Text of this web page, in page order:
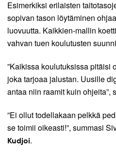
Esimerkiksi erilaisten
sopivan tason löytäminen
luovuutta. Kaikkien-mallin
vahvan tuen koulutusten
”Kaikissa koulutuksissa pitäisi
joka tarjoaa jalustan. Uusille
antaa niin raamit kuin ohjeita”,
”Ei ollut todellakaan pelkkä
se toimii oikeasti!”, summasi
Kudjoi.